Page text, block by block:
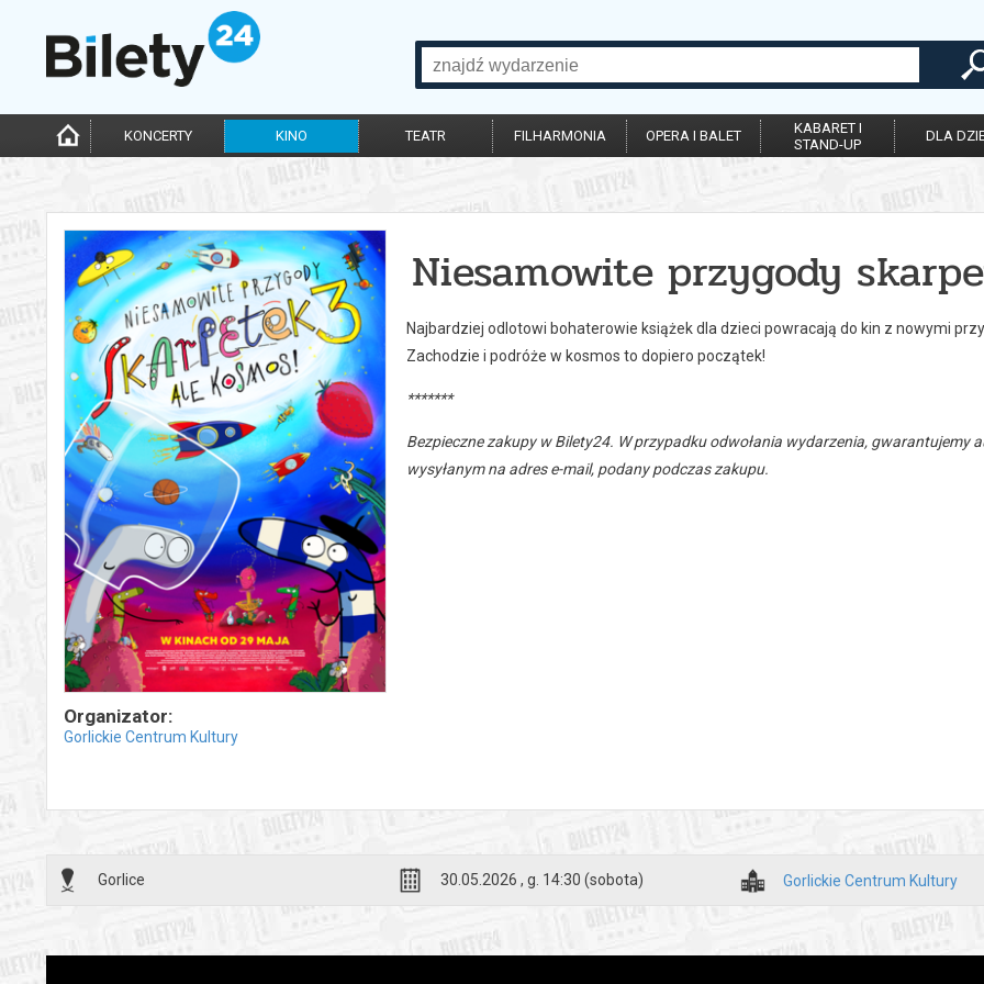
KONCERTY KINO TEATR FILHARMONIA OPERA I BALET
KABARET I
STAND-UP
DLA
Organizator:
Gorlickie Centrum Kultury
Niesamowite przygody
Najbardziej odlotowi bohaterowie książek dla dzieci powracają do kin z nowymi
Zachodzie i podróże w kosmos to dopiero początek!
*******
Bezpieczne zakupy w Bilety24. W przypadku odwołania wydarzenia,
wysyłanym na adres e-mail, podany podczas zakupu.
Gorlice 30.05.2026 , g. 14:30 (sobota) Gorlickie Centrum Kultury